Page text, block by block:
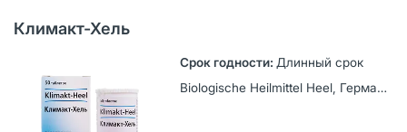
Климакт-Хель
Длинный срок
Biologische Heilmittel Heel, Германия